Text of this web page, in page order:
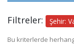
Filtreler: Şehir:
Bu kriterlerde